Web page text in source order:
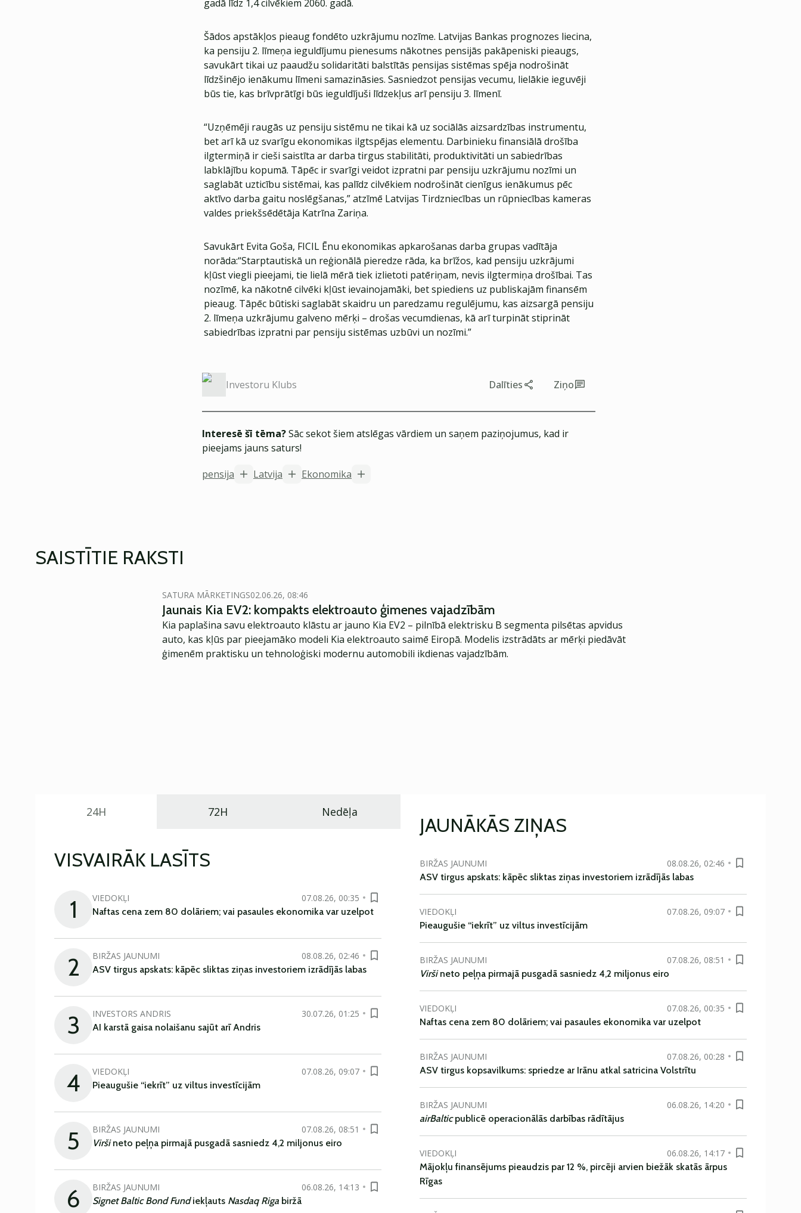
gadā līdz 1,4 cilvēkiem 2060. gadā.
Šādos apstākļos pieaug fondēto uzkrājumu nozīme. Latvijas Bankas prognozes liecina,
ka pensiju 2. līmeņa ieguldījumu pienesums nākotnes pensijās pakāpeniski pieaugs,
savukārt tikai uz paaudžu solidaritāti balstītās pensijas sistēmas spēja nodrošināt
līdzšinējo ienākumu līmeni samazināsies. Sasniedzot pensijas vecumu, lielākie ieguvēji
būs tie, kas brīvprātīgi būs ieguldījuši līdzekļus arī pensiju 3. līmenī.
“Uzņēmēji raugās uz pensiju sistēmu ne tikai kā uz sociālās aizsardzības instrumentu,
bet arī kā uz svarīgu ekonomikas ilgtspējas elementu. Darbinieku finansiālā drošība
ilgtermiņā ir cieši saistīta ar darba tirgus stabilitāti, produktivitāti un sabiedrības
labklājību kopumā. Tāpēc ir svarīgi veidot izpratni par pensiju uzkrājumu nozīmi un
saglabāt uzticību sistēmai, kas palīdz cilvēkiem nodrošināt cienīgus ienākumus pēc
aktīvo darba gaitu noslēgšanas,” atzīmē Latvijas Tirdzniecības un rūpniecības kameras
valdes priekšsēdētāja Katrīna Zariņa.
Savukārt Evita Goša, FICIL Ēnu ekonomikas apkarošanas darba grupas vadītāja
norāda:“Starptautiskā un reģionālā pieredze rāda, ka brīžos, kad pensiju uzkrājumi
kļūst viegli pieejami, tie lielā mērā tiek izlietoti patēriņam, nevis ilgtermiņa drošībai. Tas
nozīmē, ka nākotnē cilvēki kļūst ievainojamāki, bet spiediens uz publiskajām finansēm
pieaug. Tāpēc būtiski saglabāt skaidru un paredzamu regulējumu, kas aizsargā pensiju
2. līmeņa uzkrājumu galveno mērķi – drošas vecumdienas, kā arī turpināt stiprināt
sabiedrības izpratni par pensiju sistēmas uzbūvi un nozīmi.”
Investoru Klubs Dalīties Ziņo
Interesē šī tēma?Sāc sekot šiem atslēgas vārdiem un saņem paziņojumus, kad ir
pieejams jauns saturs!
pensija
Latvija Ekonomika
SAISTĪTIE RAKSTI
SATURA MĀRKETINGS02.06.26, 08:46
Jaunais Kia EV2: kompakts elektroauto ģimenes vajadzībām
Kia paplašina savu elektroauto klāstu ar jauno Kia EV2 – pilnībā elektrisku B segmenta pilsētas apvidus
auto, kas kļūs par pieejamāko modeli Kia elektroauto saimē Eiropā. Modelis izstrādāts ar mērķi piedāvāt
ģimenēm praktisku un tehnoloģiski modernu automobili ikdienas vajadzībām.
24H 72H Nedēļa
VISVAIRĀK LASĪTS
1 VIEDOKĻI
07.08.26, 00:35
Naftas cena zem 80 dolāriem; vai pasaules ekonomika var uzelpot
2 BIRŽAS JAUNUMI
08.08.26, 02:46
ASV tirgus apskats: kāpēc sliktas ziņas investoriem izrādījās labas
3 INVESTORS ANDRIS
30.07.26, 01:25
AI karstā gaisa nolaišanu sajūt arī Andris
4 VIEDOKĻI
07.08.26, 09:07
Pieaugušie “iekrīt” uz viltus investīcijām
5 BIRŽAS JAUNUMI
07.08.26, 08:51
Viršineto peļņa pirmajā pusgadā sasniedz 4,2 miljonus eiro
6 BIRŽAS JAUNUMI
06.08.26, 14:13
Signet Baltic Bond Fundiekļauts Nasdaq Riga biržā
JAUNĀKĀS ZIŅAS
BIRŽAS JAUNUMI
08.08.26, 02:46
ASV tirgus apskats: kāpēc sliktas ziņas investoriem izrādījās labas
VIEDOKĻI
07.08.26, 09:07
Pieaugušie “iekrīt” uz viltus investīcijām
BIRŽAS JAUNUMI
07.08.26, 08:51
Viršineto peļņa pirmajā pusgadā sasniedz 4,2 miljonus eiro
VIEDOKĻI
07.08.26, 00:35
Naftas cena zem 80 dolāriem; vai pasaules ekonomika var uzelpot
BIRŽAS JAUNUMI
07.08.26, 00:28
ASV tirgus kopsavilkums: spriedze ar Irānu atkal satricina Volstrītu
BIRŽAS JAUNUMI
06.08.26, 14:20
airBalticpublicē operacionālās darbības rādītājus
VIEDOKĻI
06.08.26, 14:17
Mājokļu finansējums pieaudzis par 12 %, pircēji arvien biežāk skatās ārpus
Rīgas